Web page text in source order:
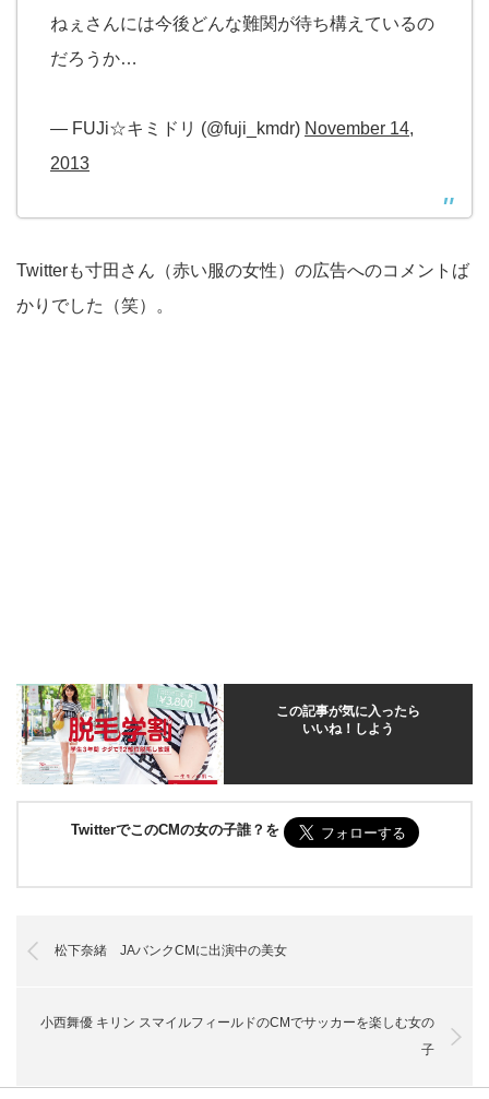
ねぇさんには今後どんな難関が待ち構えているの
だろうか…
— FUJi☆キミドリ (@fuji_kmdr) November 14,
2013
Twitterも寸田さん（赤い服の女性）の広告へのコメントば
かりでした（笑）。
この記事が気に入ったら
いいね！しよう
TwitterでこのCMの女の子誰？を
松下奈緒 JAバンクCMに出演中の美女
小西舞優 キリン スマイルフィールドのCMでサッカーを楽しむ女の
子